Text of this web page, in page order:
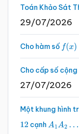
Toán Khảo Sát
29/07/2026
Cho hàm số f(x)
Cho cấp số cộng
27/07/2026
Một khung hình
12 cạnh A1A2…A